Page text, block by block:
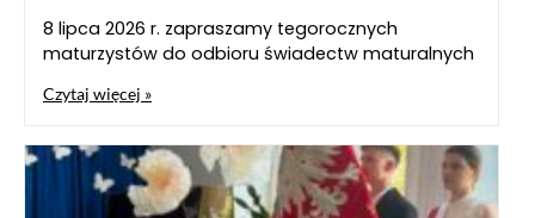
8 lipca 2026 r. zapraszamy tegorocznych
maturzystów do odbioru świadectw maturalnych
Czytaj więcej »